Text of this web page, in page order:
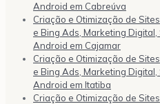
Android em Cabreúva
Criação e Otimização de
e Bing Ads, Marketing
Android em Cajamar
Criação e Otimização de
e Bing Ads, Marketing
Android em Itatiba
Criação e Otimização de